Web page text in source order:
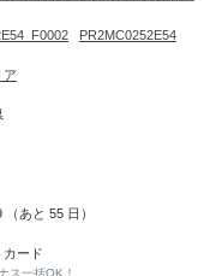
PR2MC0252E54
ア
（あと 55 日）
カード
ス一括OK！